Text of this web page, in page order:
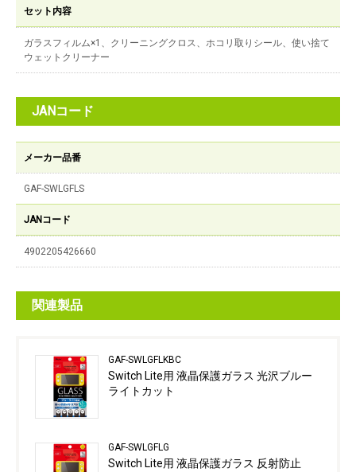
セット内容
ガラスフィルム×1、クリーニングクロス、ホコリ取りシール、使い捨て
ウェットクリーナー
JANコード
メーカー品番
GAF-SWLGFLS
JANコード
4902205426660
関連製品
GAF-SWLGFLKBC
Switch Lite用 液晶保護ガラス 光沢ブルー
ライトカット
GAF-SWLGFLG
Switch Lite用 液晶保護ガラス 反射防止